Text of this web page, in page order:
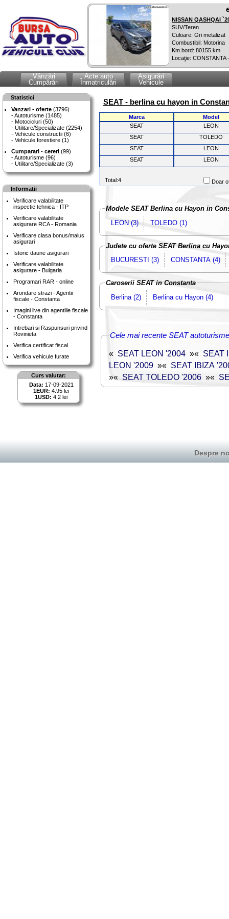
NISSAN QASHQAI
SUV/Teren
Culoare: Gri metalizat
Combustibil: Motorina
Km bord: 80155 km
Locaţie: CONSTANTA
Vânzări
Cumpărări
Acte auto
Înmatriculări
Asigurări
Vehicule
Statistici
Vanzari - oferte (3796)
Autoturisme (1485)
Motocicluri (50)
Utilitare/Specializate (2254)
Vehicule constructii (6)
Vehicule forestiere (1)
Cumparari - cereri (99)
Autoturisme (96)
Utilitare/Specializate (3)
Informatii
Verificare valabilitate
inspectie tehnica - ITP
Verificare valabilitate
asigurare RCA - Romania
Verificare clasa bonus/malus
asigurari
Istoric daune asigurari
Verificare valabilitate
asigurare - Bulgaria
Programari RAR - online
Arondare strazi - Agentii
fiscale - Constanta
Imagini live din agentiile fiscale
- Constanta
Intrebari si Raspunsuri privind
Rovinieta
Verifica certificat fiscal
Verifica vehicule furate
Curs valutar:
Data: 17-09-2021
1EUR: 4.95 lei
1USD: 4.2 lei
SEAT - berlina cu hayon in
Marca
Model
SEAT
LEON
SEAT
TOLEDO
SEAT
LEON
SEAT
LEON
Total:4 Doar
Modele SEAT Berlina cu Hayon in
LEON (3)
TOLEDO (1)
Judete cu oferte SEAT Berlina cu
BUCURESTI (3)
CONSTANTA (4)
Caroserii SEAT in Constanta
Berlina (2)
Berlina cu Hayon (4)
Cele mai recente SEAT
« SEAT LEON '2004 »« SEAT
LEON '2009 »« SEAT IBIZA
»« SEAT TOLEDO '2006 »«
Despre